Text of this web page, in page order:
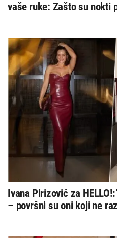
vaše ruke: Zašto su nokti
Ivana Pirizović za
– površni su oni koji ne